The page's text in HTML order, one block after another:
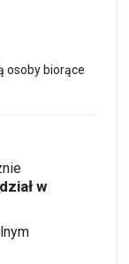
osoby biorące
w